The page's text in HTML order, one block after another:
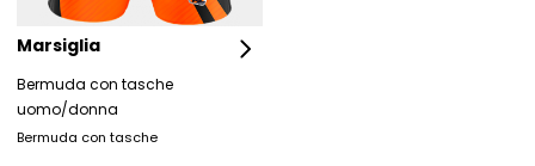
Marsiglia
Bermuda con tasche
uomo/donna
Bermuda con tasche